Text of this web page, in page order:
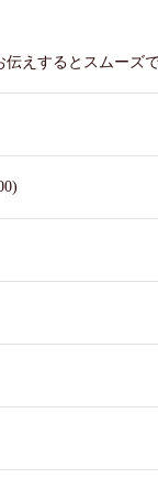
えするとスムーズで